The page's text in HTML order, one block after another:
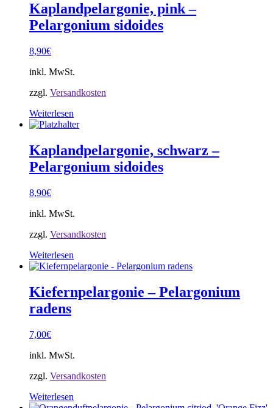
Kaplandpelargonie, pink –
Pelargonium sidoides
8,90€
inkl. MwSt.
zzgl. Versandkosten
Weiterlesen
Kaplandpelargonie, schwarz –
Pelargonium sidoides
8,90€
inkl. MwSt.
zzgl. Versandkosten
Weiterlesen
Kiefernpelargonie – Pelargonium
radens
7,00€
inkl. MwSt.
zzgl. Versandkosten
Weiterlesen